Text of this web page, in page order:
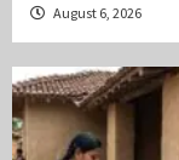
August 6, 2026